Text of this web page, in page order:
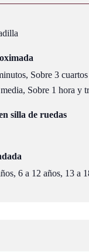
Sobre 3
Sobre 1 hora y
silla de ruedas
6 a 12 años, 13 a